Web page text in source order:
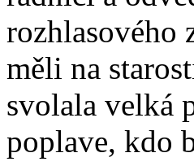
rozhlasového
měli na
svolala velká
poplave, kdo